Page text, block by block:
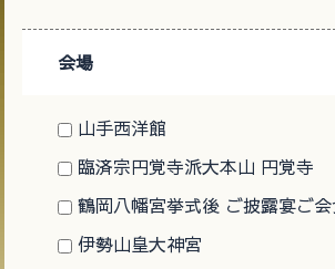
会場
山手西洋館
臨済宗円覚寺派大本山 円覚寺
鶴岡八幡宮挙式後 ご披露宴ご
伊勢山皇大神宮